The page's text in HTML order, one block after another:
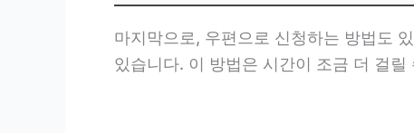
마지막으로, 우편으로 신청하는 방법도
있습니다. 이 방법은 시간이 조금 더 걸